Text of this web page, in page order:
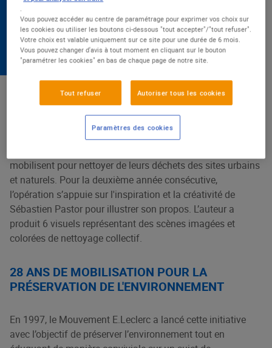
2025
22 avril 2025
À partir du 26 septembre 2025, et durant trois jours, les
Centres E.Leclerc organisent la 28ème édition de
l’environnement et animés par la volonté de le sauvegarder,
mobilisent pour nettoyer de leurs déchets des sites urbains
et naturels. Pour la deuxième année consécutive,
l’opération s’appuie sur l'inspiration et la créativité de
Sébastien Pastor pour illustrer son propos. L’auteur a
produit 6 visuels représentant des scènes imagées et
colorées de nettoyage collectif.
28 ANS DE MOBILISATION POUR LA
PRÉSERVATION DE L'ENVIRONNEMENT
En 1997, le Mouvement E.Leclerc a lancé cette initiative
avec l’objectif de préserver l’environnement tout en
.
Vous pouvez accéder au centre de paramétrage pour exprimer vos choix sur
les cookies ou utiliser les boutons ci-dessous "tout accepter"/"tout refuser".
Votre choix est valable uniquement sur ce site pour une durée de 6 mois.
Vous pouvez changer d'avis à tout moment en cliquant sur le bouton
"paramétrer les cookies" en bas de chaque page de notre site.
Tout refuser Autoriser tous les cookies
Paramètres des cookies